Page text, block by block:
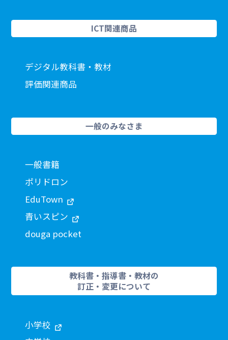
ICT関連商品
デジタル教科書・教材
評価関連商品
一般のみなさま
一般書籍
ポリドロン
EduTown
青いスピン
douga pocket
教科書・指導書・教材の
訂正・変更について
小学校